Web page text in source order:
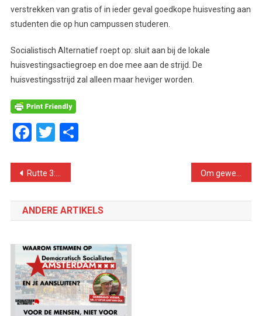
verstrekken van gratis of in ieder geval goedkope huisvesting aan
studenten die op hun campussen studeren.
Socialistisch Alternatief roept op: sluit aan bij de lokale
huisvestingsactiegroep en doe mee aan de strijd. De
huisvestingsstrijd zal alleen maar heviger worden.
Facebook
Twitter
Delen
Bericht
navigatie
Rutte 3: weg ermee!
ANDERE ARTIKELS